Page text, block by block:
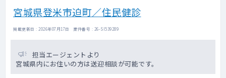
宮城県登米市迫町／住民健診
掲載更新日 : 2026年07月17日 案件番号 : 26-SI539289
担当エージェントより
宮城県内にお住いの方は送迎相談が可能です。